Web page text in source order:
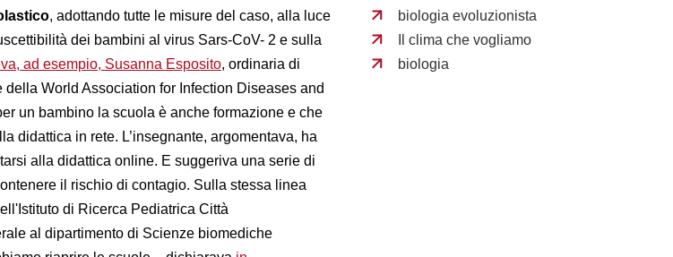
, adottando tutte le misure del caso, alla luce
dei bambini al virus Sars-CoV- 2 e sulla
ad esempio, Susanna Esposito, ordinaria di
World Association for Infection Diseases and
un bambino la scuola è anche formazione e che
didattica in rete. L’insegnante, argomentava, ha
alla didattica online. E suggeriva una serie di
il rischio di contagio. Sulla stessa linea
di Ricerca Pediatrica Città
al dipartimento di Scienze biomediche
biologia evoluzionista
Il clima che vogliamo
biologia